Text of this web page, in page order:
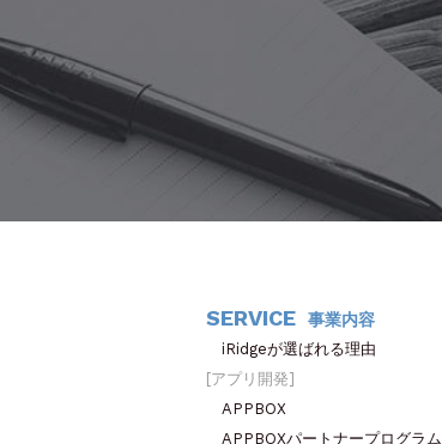
SERVICE 事業内容
iRidgeが選ばれる理由
アプリ開発
APPBOX
APPBOXパートナープログラム